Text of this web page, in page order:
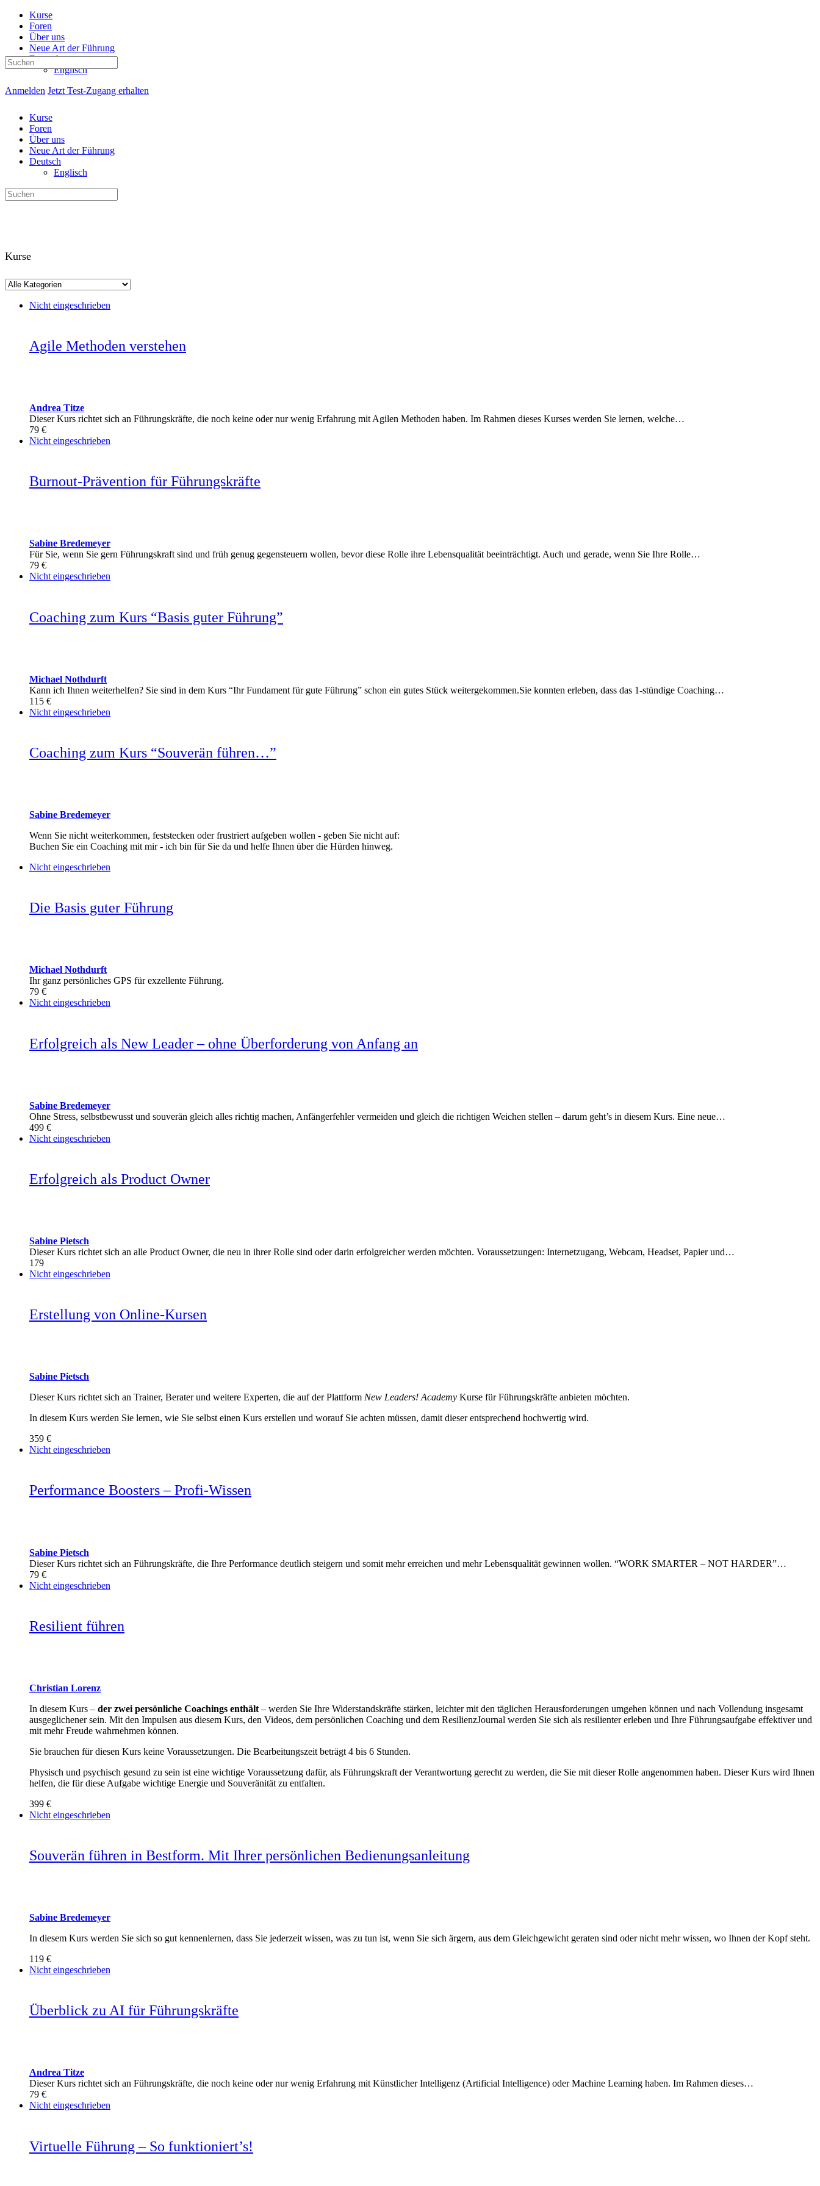
Kurse
Foren
Über uns
Neue Art der Führung
Deutsch
Englisch
Anmelden Jetzt Test-Zugang erhalten
Suchen
nach:
Kurse
Foren
Über uns
Neue Art der Führung
Deutsch
Englisch
Suchen
nach:
Kurse
Nicht eingeschrieben
Agile Methoden verstehen
Andrea Titze
Dieser Kurs richtet sich an Führungskräfte, die noch keine oder nur wenig Erfahrung mit Agilen Methoden haben. Im Rahmen dieses Kurses werden Sie lernen, welche…
79 €
Nicht eingeschrieben
Burnout-Prävention für Führungskräfte
Sabine Bredemeyer
Für Sie, wenn Sie gern Führungskraft sind und früh genug gegensteuern wollen, bevor diese Rolle ihre Lebensqualität beeinträchtigt. Auch und gerade, wenn Sie Ihre Rolle…
79 €
Nicht eingeschrieben
Coaching zum Kurs “Basis guter Führung”
Michael Nothdurft
Kann ich Ihnen weiterhelfen? Sie sind in dem Kurs “Ihr Fundament für gute Führung” schon ein gutes Stück weitergekommen.Sie konnten erleben, dass das 1-stündige Coaching…
115 €
Nicht eingeschrieben
Coaching zum Kurs “Souverän führen…”
Sabine Bredemeyer
Wenn Sie nicht weiterkommen, feststecken oder frustriert aufgeben wollen - geben Sie nicht auf:
Buchen Sie ein Coaching mit mir - ich bin für Sie da und helfe Ihnen über die Hürden hinweg.
Nicht eingeschrieben
Die Basis guter Führung
Michael Nothdurft
Ihr ganz persönliches GPS für exzellente Führung.
79 €
Nicht eingeschrieben
Erfolgreich als New Leader – ohne Überforderung von Anfang an
Sabine Bredemeyer
Ohne Stress, selbstbewusst und souverän gleich alles richtig machen, Anfängerfehler vermeiden und gleich die richtigen Weichen stellen – darum geht’s in diesem Kurs. Eine neue…
499 €
Nicht eingeschrieben
Erfolgreich als Product Owner
Sabine Pietsch
Dieser Kurs richtet sich an alle Product Owner, die neu in ihrer Rolle sind oder darin erfolgreicher werden möchten. Voraussetzungen: Internetzugang, Webcam, Headset, Papier und…
179
Nicht eingeschrieben
Erstellung von Online-Kursen
Sabine Pietsch
Dieser Kurs richtet sich an Trainer, Berater und weitere Experten, die auf der Plattform New Leaders! Academy Kurse für Führungskräfte anbieten möchten.
In diesem Kurs werden Sie lernen, wie Sie selbst einen Kurs erstellen und worauf Sie achten müssen, damit dieser entsprechend hochwertig wird.
359 €
Nicht eingeschrieben
Performance Boosters – Profi-Wissen
Sabine Pietsch
Dieser Kurs richtet sich an Führungskräfte, die Ihre Performance deutlich steigern und somit mehr erreichen und mehr Lebensqualität gewinnen wollen. “WORK SMARTER – NOT HARDER”…
79 €
Nicht eingeschrieben
Resilient führen
Christian Lorenz
In diesem Kurs – der zwei persönliche Coachings enthält – werden Sie Ihre Widerstandskräfte stärken, leichter mit den täglichen Herausforderungen umgehen können und nach Vollendung insgesamt
ausgeglichener sein. Mit den Impulsen aus diesem Kurs, den Videos, dem persönlichen Coaching und dem ResilienzJournal werden Sie sich als resilienter erleben und Ihre Führungsaufgabe effektiver und
mit mehr Freude wahrnehmen können.
Sie brauchen für diesen Kurs keine Voraussetzungen. Die Bearbeitungszeit beträgt 4 bis 6 Stunden.
Physisch und psychisch gesund zu sein ist eine wichtige Voraussetzung dafür, als Führungskraft der Verantwortung gerecht zu werden, die Sie mit dieser Rolle angenommen haben. Dieser Kurs wird Ihnen
helfen, die für diese Aufgabe wichtige Energie und Souveränität zu entfalten.
399 €
Nicht eingeschrieben
Souverän führen in Bestform. Mit Ihrer persönlichen Bedienungsanleitung
Sabine Bredemeyer
In diesem Kurs werden Sie sich so gut kennenlernen, dass Sie jederzeit wissen, was zu tun ist, wenn Sie sich ärgern, aus dem Gleichgewicht geraten sind oder nicht mehr wissen, wo Ihnen der Kopf steht.
119 €
Nicht eingeschrieben
Überblick zu AI für Führungskräfte
Andrea Titze
Dieser Kurs richtet sich an Führungskräfte, die noch keine oder nur wenig Erfahrung mit Künstlicher Intelligenz (Artificial Intelligence) oder Machine Learning haben. Im Rahmen dieses…
79 €
Nicht eingeschrieben
Virtuelle Führung – So funktioniert’s!